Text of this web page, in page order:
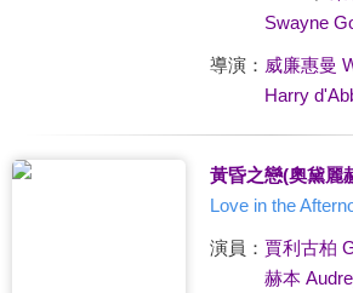
Swayne
導演： 威廉惠曼
Harry
黃昏之戀(奧黛麗
Love in the
演員： 賈利古柏
赫本